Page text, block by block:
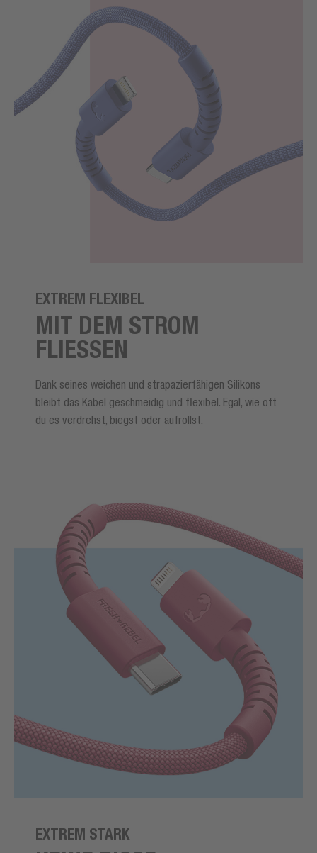
EXTREM FLEXIBEL
MIT DEM STROM
FLIESSEN
Dank seines weichen und strapazierfähigen Silikons
bleibt das Kabel geschmeidig und flexibel. Egal, wie oft
du es verdrehst, biegst oder aufrollst.
EXTREM STARK